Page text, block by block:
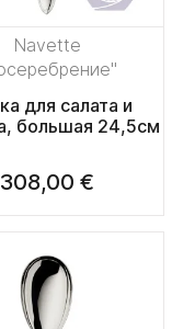
Navette
для салата и
большая 24,5см
308,00 €